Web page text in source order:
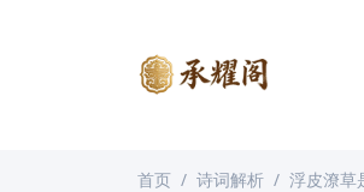
首页 诗词解析 浮皮潦草